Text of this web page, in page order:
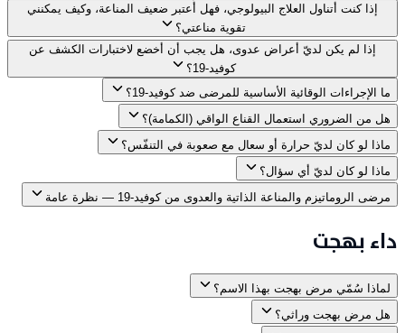
إذا كنت أتناول العلاج البيولوجي، فهل أُعتبر ضعيف المناعة، وكيف يمكنني
تقوية مناعتي؟
إذا لم يكن لديّ أعراض عدوى، هل يجب أن أخضع لاختبارات الكشف عن
كوفيد-19؟
ما الإجراءات الوقائية الأساسية للمرضى ضد كوفيد-19؟
هل من الضروري استعمال القناع الواقي (الكمامة)؟
ماذا لو كان لديّ حرارة أو سعال مع صعوبة في التنفّس؟
ماذا لو كان لديّ أي سؤال؟
مرضى الروماتيزم والمناعة الذاتية والعدوى من كوفيد-19 — نظرة عامة
داء بهجت
لماذا سُمّي مرض بهجت بهذا الاسم؟
هل مرض بهجت وراثي؟